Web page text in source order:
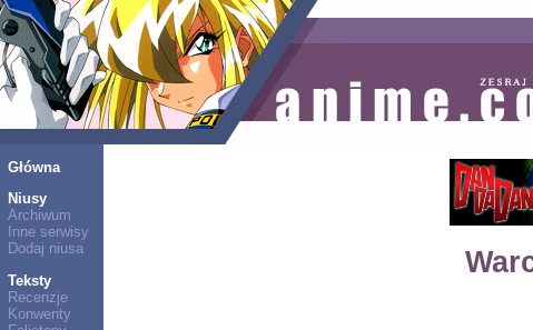
Główna
Niusy
Archiwum
Inne serwisy
Dodaj niusa
Teksty
Recenzje
Konwenty